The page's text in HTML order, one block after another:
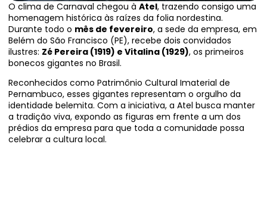
O clima de Carnaval chegou à Atel, trazendo consigo uma
homenagem histórica às raízes da folia nordestina.
Durante todo o mês de fevereiro, a sede da empresa, em
Belém do São Francisco (PE), recebe dois convidados
ilustres: Zé Pereira (1919) e Vitalina (1929), os primeiros
bonecos gigantes no Brasil.
Reconhecidos como Patrimônio Cultural Imaterial de
Pernambuco, esses gigantes representam o orgulho da
identidade belemita. Com a iniciativa, a Atel busca manter
a tradição viva, expondo as figuras em frente a um dos
prédios da empresa para que toda a comunidade possa
celebrar a cultura local.